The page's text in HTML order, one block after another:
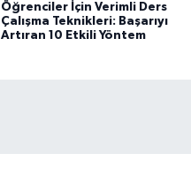
Öğrenciler İçin Verimli Ders
Çalışma Teknikleri: Başarıyı
Artıran 10 Etkili Yöntem